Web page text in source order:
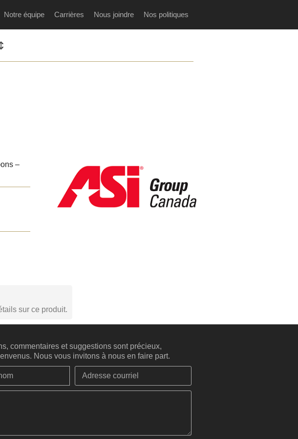
Notre équipe Carrières Nous joindre Nos politiques
–
sur ce produit.
commentaires et suggestions sont précieux,
Nous vous invitons à nous en faire part.